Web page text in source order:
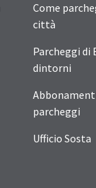
Come
città
Parcheggi di
dintorni
parcheggi
Ufficio Sosta